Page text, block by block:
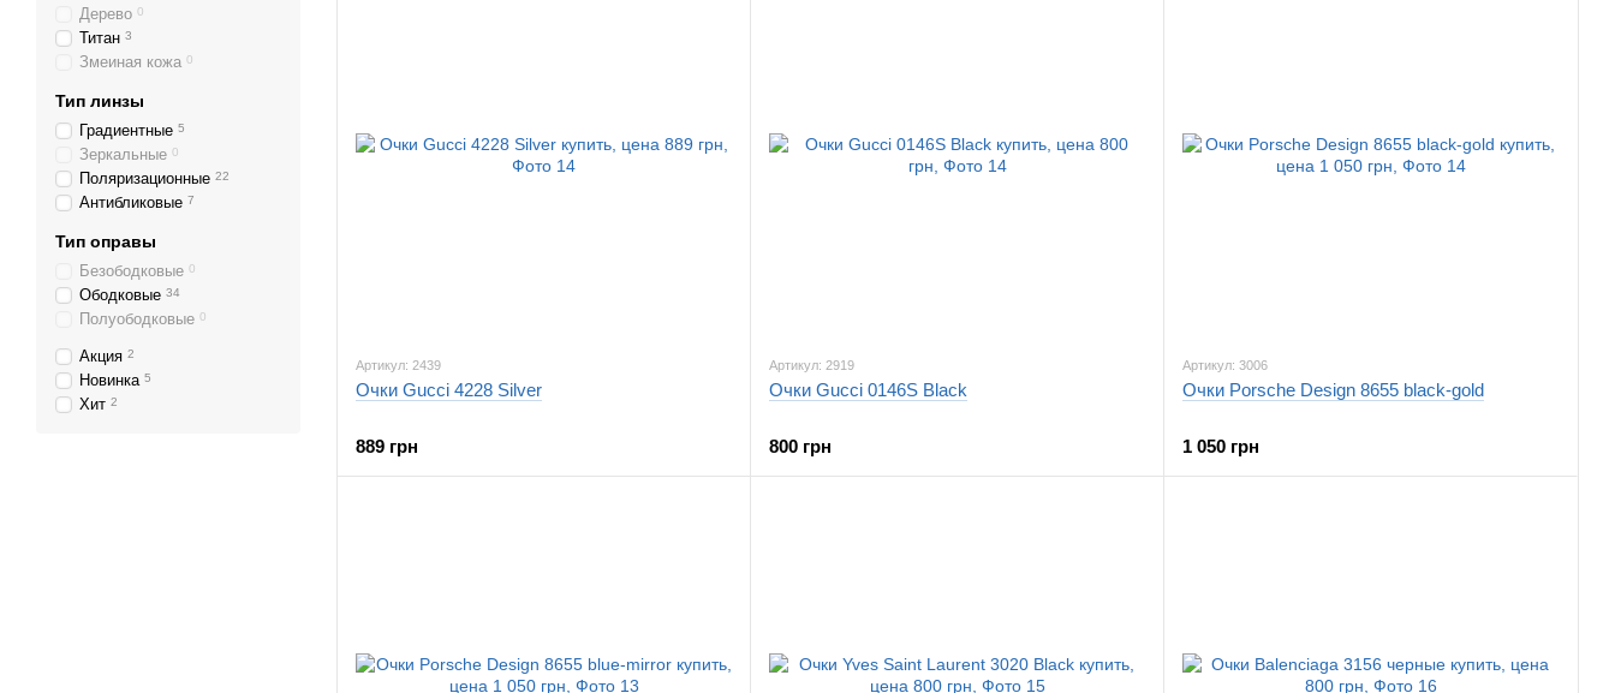
Артикул: 2439
Очки Gucci 4228 Silver
889 грн
Артикул: 2919
Очки Gucci 0146S Black
800 грн
Артикул: 3006
Очки Porsche Design 8655 black-gold
1 050 грн
Дерево 0
Титан 3
Змеиная кожа 0
Тип линзы
Градиентные 5
Зеркальные 0
Поляризационные 22
Антибликовые 7
Тип оправы
Безободковые 0
Ободковые 34
Полуободковые 0
Акция 2
Новинка 5
Хит 2